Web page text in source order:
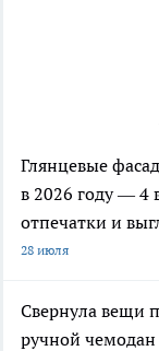
Глянцевые
в 2026 году — 4
отпечатки и
28 июля
Свернула вещи
ручной чемодан